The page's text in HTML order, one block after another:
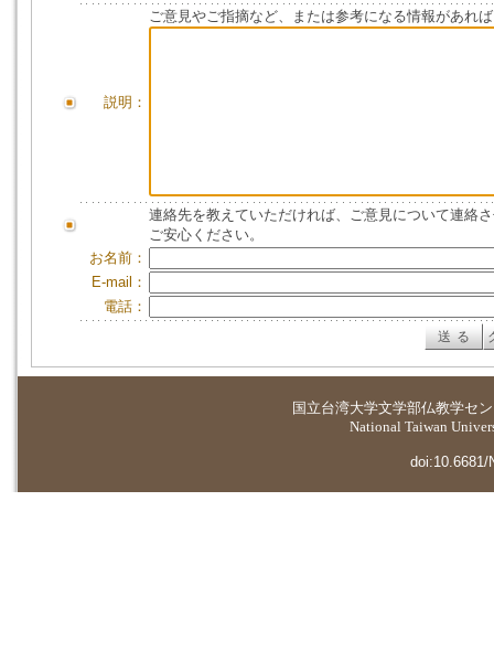
説明：
ご意見やご指摘など、または参考になる情報があれ
連絡先を教えていただければ、ご意見について連絡
ご安心ください。
お名前：
E-mail：
電話：
国立台湾大学文学部仏教学セ
National Taiwan
doi:10.6681/